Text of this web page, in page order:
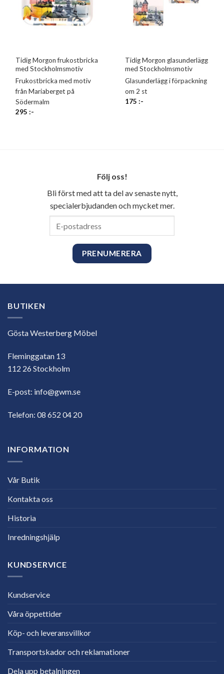
Tidig Morgon frukostbricka
med Stockholmsmotiv
Frukostbricka med motiv
från Mariaberget på
Södermalm
295:-
Tidig Morgon glasunderlägg
med Stockholmsmotiv
Glasunderlägg i förpackning
om 2 st
175:-
Följ oss!
Bli först med att ta del av senaste nytt,
specialerbjudanden och mycket mer.
BUTIKEN
Gösta Westerberg Möbel
Fleminggatan 13
112 26 Stockholm
E-post: info@gwm.se
Telefon: 08 652 04 20
INFORMATION
Vår Butik
Kontakta oss
Historia
Inredningshjälp
KUNDSERVICE
Kundservice
Våra öppettider
Köp- och leveransvillkor
Transportskador och reklamationer
Dela upp betalningen